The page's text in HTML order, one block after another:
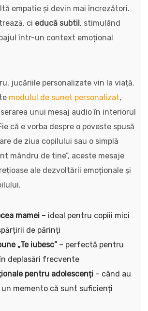
empatie și devin mai încrezători.
ci educă subtil, stimulând
într-un context emoțional
jucăriile personalizate vin la viață.
modulul de sunet personalizat,
unui mesaj audio în interiorul
că e vorba despre o poveste spusă
de ziua copilului sau o simplă
mândru de tine”, aceste mesaje
ale dezvoltării emoționale și
mamei – ideal pentru copiii mici
de părinți
„Te iubesc” – perfectă pentru
deplasări frecvente
pentru adolescenți – când au
un memento că sunt suficienți